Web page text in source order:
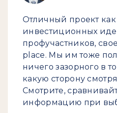
Отличный проект как
инвестиционных
профучастников,
place. Мы им тоже
ничего зазорного в
какую сторону
Смотрите,
информацию при